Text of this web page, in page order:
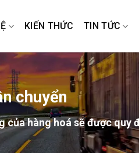
KIẾN THỨC TIN TỨC
chuyển
hàng hoá sẽ được quy